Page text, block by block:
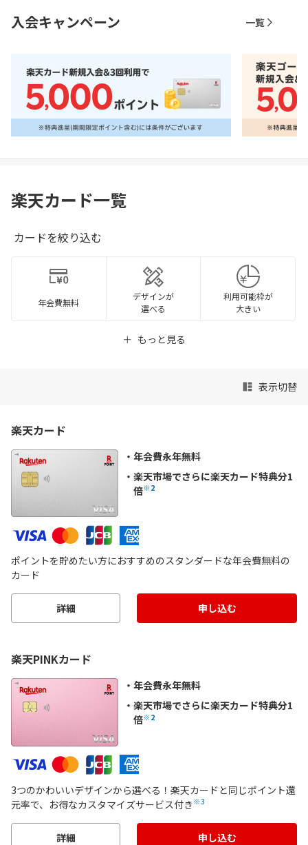
入会キャンペーン 一覧
楽天カード一覧
カードを絞り込む
年会費無料
デザインが
選べる
利用可能枠が
大きい
もっと見る
表示切替
楽天カード
年会費永年無料
楽天市場でさらに楽天カード特典分1
倍※2
ポイントを貯めたい方におすすめのスタンダードな年会費無料の
カード
詳細 申し込む
楽天PINKカード
年会費永年無料
楽天市場でさらに楽天カード特典分1
倍※2
3つのかわいいデザインから選べる！楽天カードと同じポイント還
元率で、お得なカスタマイズサービス付き ※3
詳細 申し込む